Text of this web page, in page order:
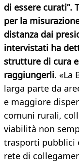
di essere curati”.
per la
distanza dai
intervistati ha
strutture di cura
raggiungerli. «La
larga parte da
e maggiore
comuni rurali,
viabilità non
trasporti pubblici
rete di